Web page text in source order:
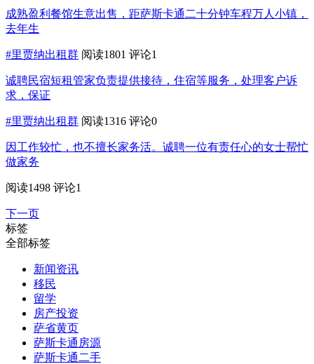
成熟盈利餐馆生意出售，距萨斯卡通二十分钟车程万人小镇，
去年生
#里贾纳出租群 阅读1801 评论1
诚聘民宿短租管家负责提供接待，住宿等服务，处理客户诉
求，保证
#里贾纳出租群 阅读1316 评论0
因工作较忙，也不擅长家务活。诚聘一位有责任心的女士帮忙
做家务
阅读1498 评论1
下一页
标签
全部标签
新闻资讯
移民
留学
房产投资
萨省黄页
萨斯卡通房源
萨斯卡通二手